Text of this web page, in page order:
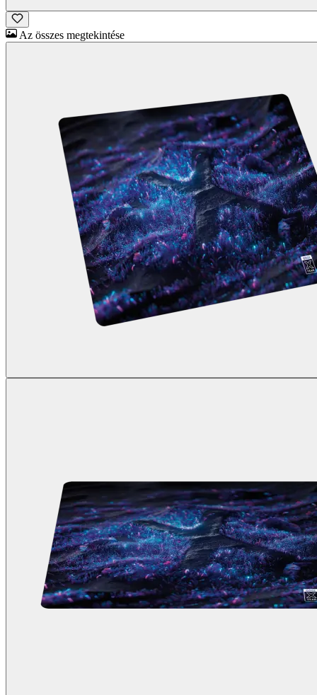
Az összes megtekintése